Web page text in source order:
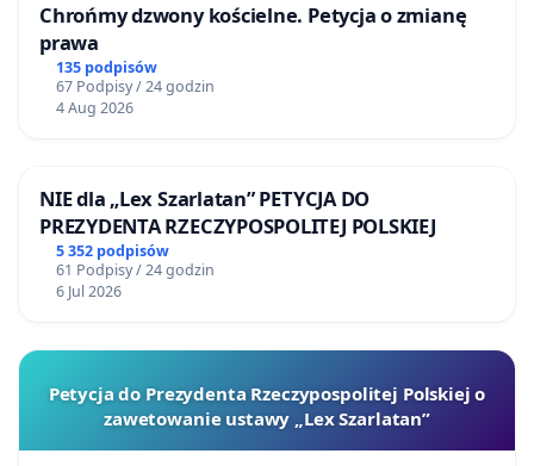
Chrońmy dzwony kościelne. Petycja o zmianę
prawa
135 podpisów
67 Podpisy / 24 godzin
4 Aug 2026
NIE dla „Lex Szarlatan” PETYCJA DO
PREZYDENTA RZECZYPOSPOLITEJ POLSKIEJ
5 352 podpisów
61 Podpisy / 24 godzin
6 Jul 2026
Petycja do Prezydenta Rzeczypospolitej Polskiej o
zawetowanie ustawy „Lex Szarlatan”